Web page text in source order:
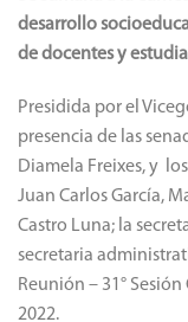
Se sumarla a la
de docentes y
Presidida por el
presencia de las
Diamela Freixes, y
Juan Carlos García,
Castro Luna; la